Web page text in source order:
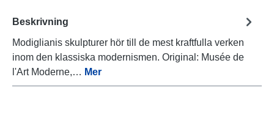
Beskrivning
Modiglianis skulpturer hör till de mest kraftfulla verken
inom den klassiska modernismen. Original: Musée de
l'Art Moderne,… Mer